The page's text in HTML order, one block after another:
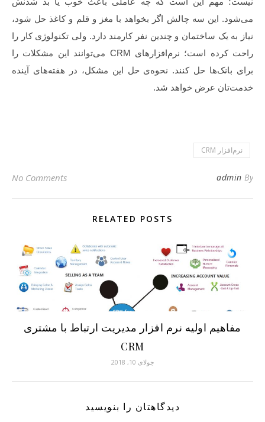
می‌شود. این سه چالش اگر بخواهد با مغز و قلم و کاغذ حل شود،
نیاز به یک ساختمان و چندین نفر کارمند دارد. ولی تکنولوژی کار را
راحت کرده است؛ نرم‌افزارهای CRM می‌توانند این مشکلات را
برای بانک‌ها حل کنند. نحوه‌ی حل این مشکل، در هفته‌های آینده
خدمت‌تان عرض خواهد شد.
نرم‌افزار CRM
By
admin
No Comments
RELATED POSTS
مفاهیم اولیه نرم افزار مدیریت ارتباط با مشتری
CRM
جولای 10, 2018
دیدگاهتان را بنویسید